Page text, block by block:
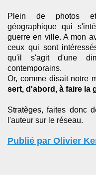
Plein de photos et
géographique qui
guerre en ville. A mon
ceux qui sont
qu'il s'agit d'une
contemporains.
Or, comme disait notre
sert, d'abord, à faire la
Stratèges, faites donc
l'auteur sur le réseau.
Publié par Olivier